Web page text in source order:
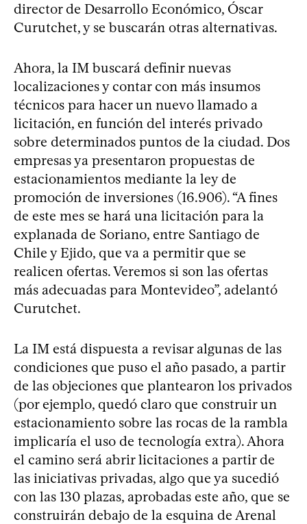
director de Desarrollo Económico, Óscar
Curutchet, y se buscarán otras alternativas.
Ahora, la IM buscará definir nuevas
localizaciones y contar con más insumos
técnicos para hacer un nuevo llamado a
licitación, en función del interés privado
sobre determinados puntos de la ciudad. Dos
empresas ya presentaron propuestas de
estacionamientos mediante la ley de
promoción de inversiones (16.906). “A fines
de este mes se hará una licitación para la
explanada de Soriano, entre Santiago de
Chile y Ejido, que va a permitir que se
realicen ofertas. Veremos si son las ofertas
más adecuadas para Montevideo”, adelantó
Curutchet.
La IM está dispuesta a revisar algunas de las
condiciones que puso el año pasado, a partir
de las objeciones que plantearon los privados
(por ejemplo, quedó claro que construir un
estacionamiento sobre las rocas de la rambla
implicaría el uso de tecnología extra). Ahora
el camino será abrir licitaciones a partir de
las iniciativas privadas, algo que ya sucedió
con las 130 plazas, aprobadas este año, que se
construirán debajo de la esquina de Arenal